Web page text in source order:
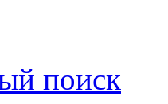
поиск